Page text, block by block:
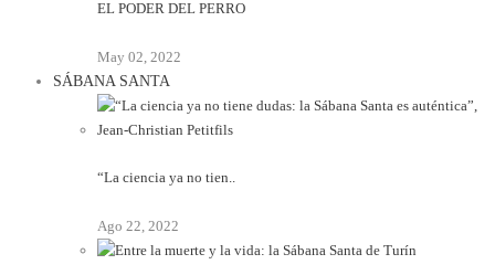
EL PODER DEL PERRO
May 02, 2022
SÁBANA SANTA
“La ciencia ya no tien..
Ago 22, 2022